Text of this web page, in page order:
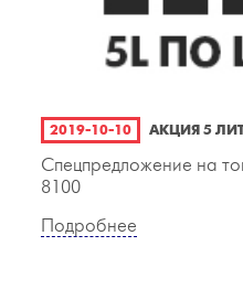
2019-10-10 АКЦИЯ 5
Спецпредложение на
8100
Подробнее